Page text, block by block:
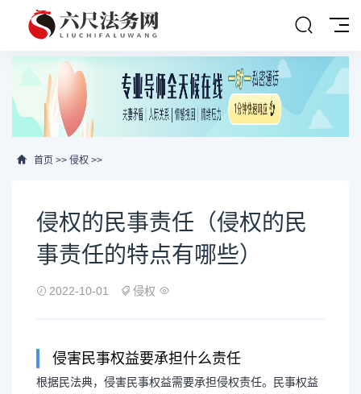
首页 >> 侵权 >>
侵权的民事责任（侵权的民
事责任的特点有哪些）
2022-10-01 侵权
侵害民事权益要承担什么责任
根据民法典，侵害民事权益需要承担侵权责任。民事权益